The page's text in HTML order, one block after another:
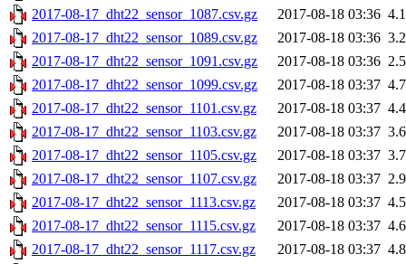
2017-08-17_dht22_sensor_1087.csv.gz
2017-08-18 03:36
2017-08-17_dht22_sensor_1089.csv.gz
2017-08-18 03:36
2017-08-17_dht22_sensor_1091.csv.gz
2017-08-18 03:36
2017-08-17_dht22_sensor_1099.csv.gz
2017-08-18 03:37
2017-08-17_dht22_sensor_1101.csv.gz
2017-08-18 03:37
2017-08-17_dht22_sensor_1103.csv.gz
2017-08-18 03:37
2017-08-17_dht22_sensor_1105.csv.gz
2017-08-18 03:37
2017-08-17_dht22_sensor_1107.csv.gz
2017-08-18 03:37
2017-08-17_dht22_sensor_1113.csv.gz
2017-08-18 03:37
2017-08-17_dht22_sensor_1115.csv.gz
2017-08-18 03:37
2017-08-17_dht22_sensor_1117.csv.gz
2017-08-18 03:37